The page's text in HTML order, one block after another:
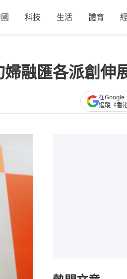
科技 生活 體育
婦融匯各派創伸
在Google
追蹤《香